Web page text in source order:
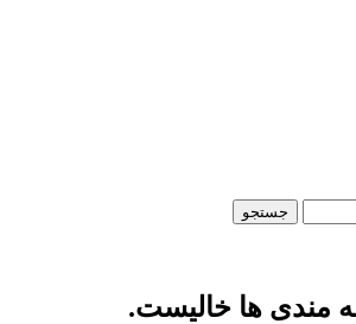
جستجو
مندی ها خالیست.